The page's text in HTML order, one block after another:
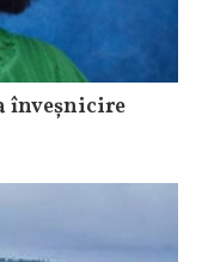
înveșnicire